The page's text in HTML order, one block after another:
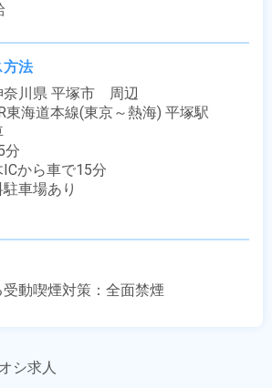
方法
川県 平塚市　周辺
東海道本線(東京～熱海) 平塚駅
分
ICから車で15分
車場あり
動喫煙対策：全面禁煙
シ求人